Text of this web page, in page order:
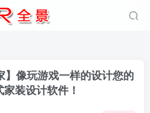
】像玩游戏一样的设计您的
装设计软件！